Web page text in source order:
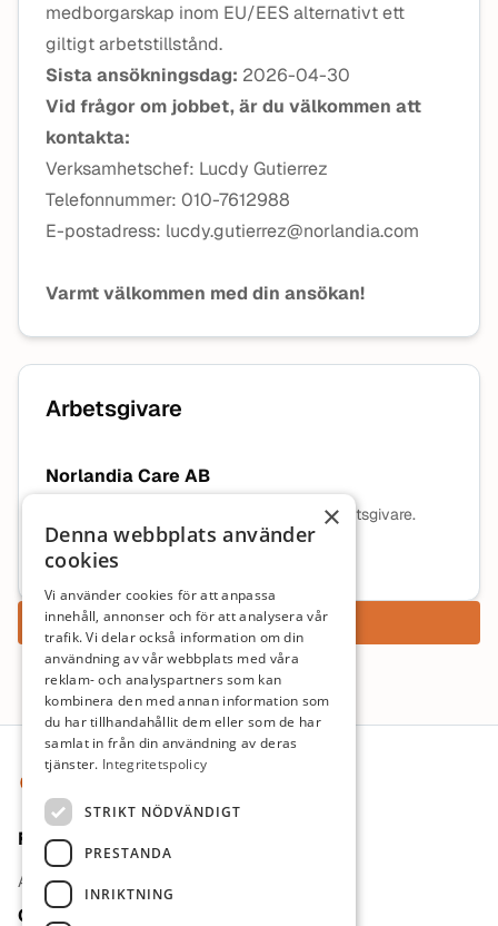
medborgarskap inom EU/EES alternativt ett
giltigt arbetstillstånd.
Sista ansökningsdag: 2026-04-30
Vid frågor om jobbet, är du välkommen att
kontakta:
Verksamhetschef: Lucdy Gutierrez
Telefonnummer: 010-7612988
E-postadress: lucdy.gutierrez@norlandia.com
Varmt välkommen med din ansökan!
Arbetsgivare
Norlandia Care AB
Ingen beskrivning tillgänglig för denna arbetsgivare.
Mer information om arbetsgivaren
Ansök nu
Sidfot
För jobbsökande
Arbetsgivare
Om oss
×
Denna webbplats använder
cookies
Vi använder cookies för att anpassa
innehåll, annonser och för att analysera vår
trafik. Vi delar också information om din
användning av vår webbplats med våra
reklam- och analyspartners som kan
kombinera den med annan information som
du har tillhandahållit dem eller som de har
samlat in från din användning av deras
tjänster. Integritetspolicy
STRIKT NÖDVÄNDIGT
PRESTANDA
INRIKTNING